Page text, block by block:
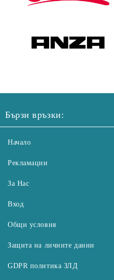
Бързи връзки:
Начало
Рекламации
За Нас
Вход
Общи условия
Защита на личните данни
GDPR политика ЗЛД